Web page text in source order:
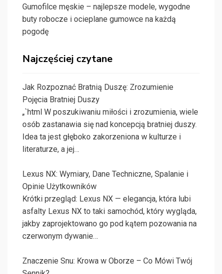
Gumofilce męskie – najlepsze modele, wygodne
buty robocze i ocieplane gumowce na każdą
pogodę
Najczęściej czytane
Jak Rozpoznać Bratnią Duszę: Zrozumienie
Pojęcia Bratniej Duszy
„`html W poszukiwaniu miłości i zrozumienia, wiele
osób zastanawia się nad koncepcją bratniej duszy.
Idea ta jest głęboko zakorzeniona w kulturze i
literaturze, a jej…
Lexus NX: Wymiary, Dane Techniczne, Spalanie i
Opinie Użytkowników
Krótki przegląd: Lexus NX — elegancja, która lubi
asfalty Lexus NX to taki samochód, który wygląda,
jakby zaprojektowano go pod kątem pozowania na
czerwonym dywanie…
Znaczenie Snu: Krowa w Oborze – Co Mówi Twój